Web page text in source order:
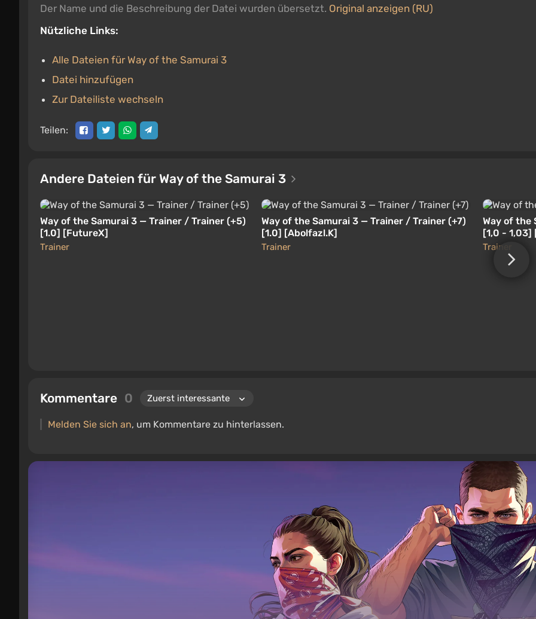
Der Name und die Beschreibung der Datei wurden übersetzt. Original anzeigen (RU)
Nützliche Links:
Alle Dateien für Way of the Samurai 3
Datei hinzufügen
Zur Dateiliste wechseln
Teilen:
Andere Dateien für Way of the Samurai 3
Way of the Samurai 3 — Trainer / Trainer (+5)
[1.0] [FutureX]
Trainer
Way of the Samurai 3 — Trainer / Trainer (+7)
[1.0] [Abolfazl.K]
Trainer
Way of the
[1,0 - 1,03]
Trainer
Kommentare 0
Melden Sie sich an, um Kommentare zu hinterlassen.